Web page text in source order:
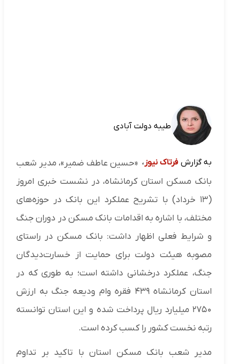
طیبه دولت آبادی
به گزارش فرتاک نیوز ، «حسین عاطف ضمیر»، مدیر شعب
بانک مسکن استان کرمانشاه، در نشست خبری امروز
(۱۳ خرداد) با تشریح عملکرد این بانک در حوزه‌های
مختلف، با اشاره به اقدامات بانک مسکن در دوران جنگ
و شرایط فعلی اظهار داشت: بانک مسکن در راستای
مصوبه هیئت دولت برای حمایت از خسارت‌دیدگان
جنگ، عملکرد درخشانی داشته است؛ به طوری که در
استان کرمانشاه ۴۳۹ فقره وام ودیعه جنگ به ارزش
۲۷۵۰ میلیارد ریال پرداخت شده و این استان توانسته
رتبه نخست کشور را کسب کرده است.
مدیر شعب بانک مسکن استان با تاکید بر تداوم